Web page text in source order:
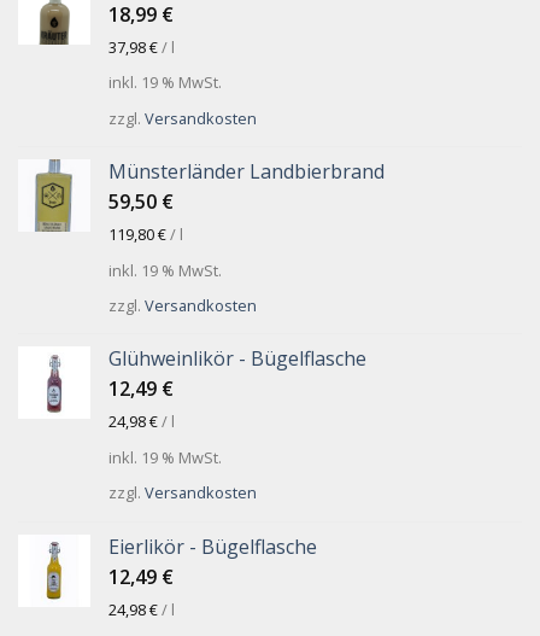
18,99 €
37,98€/ l
inkl. 19 % MwSt.
zzgl. Versandkosten
Münsterländer Landbierbrand
59,50 €
119,80€/ l
inkl. 19 % MwSt.
zzgl. Versandkosten
Glühweinlikör - Bügelflasche
12,49 €
24,98€/ l
inkl. 19 % MwSt.
zzgl. Versandkosten
Eierlikör - Bügelflasche
12,49 €
24,98€/ l